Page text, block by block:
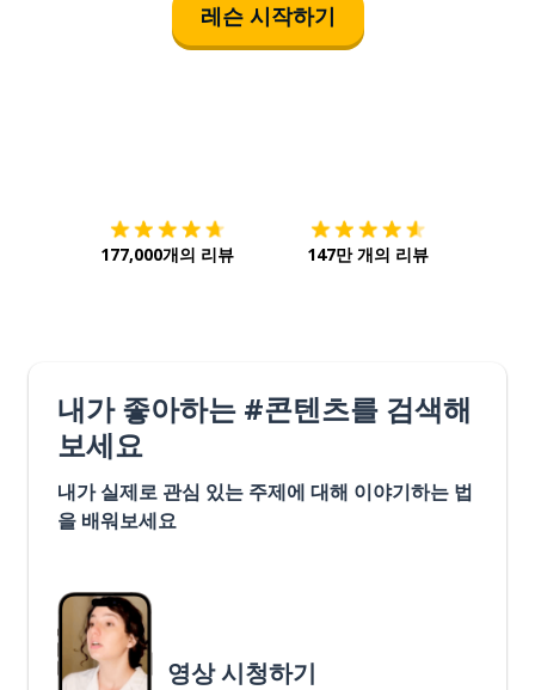
레슨 시작하기
177,000개의 리뷰 147만 개의 리뷰
내가 좋아하는 #콘텐츠를 검색해
보세요
내가 실제로 관심 있는 주제에 대해 이야기하는 법
을 배워보세요
영상 시청하기